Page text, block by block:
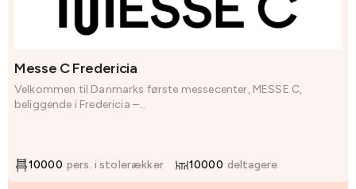
Messe C Fredericia
Velkommen til Danmarks første messecenter, MESSE C,
beliggende i Fredericia –...
10000 pers. i stolerækker 10000 deltagere